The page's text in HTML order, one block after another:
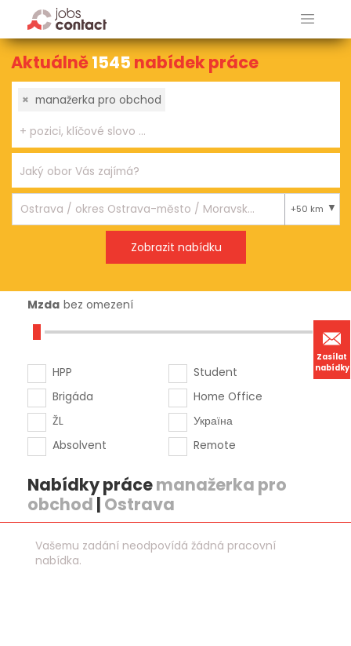
Zasílat
nabídky
Aktuálně1545 nabídek práce
× manažerka pro obchod
+50 km
Mzda bez omezení
HPP
Brigáda
ŽL
Absolvent
Student
Home Office
Україна
Remote
Nabídky prácemanažerka pro
obchod | Ostrava
Vašemu zadání neodpovídá žádná pracovní
nabídka.